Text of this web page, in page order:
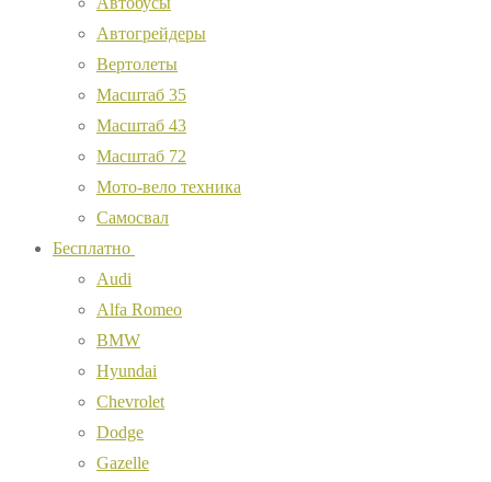
Автогрейдеры
Вертолеты
Масштаб 35
Масштаб 43
Масштаб 72
Мото-вело техника
Самосвал
Бесплатно
Audi
Alfa Romeo
BMW
Hyundai
Chevrolet
Dodge
Gazelle